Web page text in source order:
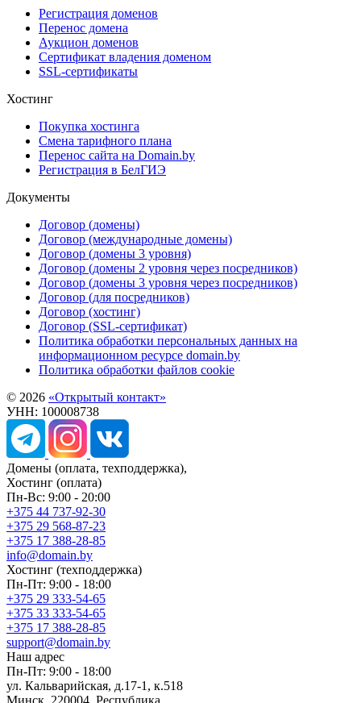
Регистрация доменов
Перенос домена
Аукцион доменов
Сертификат владения доменом
SSL-сертификаты
Хостинг
Покупка хостинга
Смена тарифного плана
Перенос сайта на Domain.by
Регистрация в БелГИЭ
Документы
Договор (домены)
Договор (международные домены)
Договор (домены 3 уровня)
Договор (домены 2 уровня через посредников)
Договор (домены 3 уровня через посредников)
Договор (для посредников)
Договор (хостинг)
Договор (SSL-сертификат)
Политика обработки персональных данных на
информационном ресурсе domain.by
Политика обработки файлов cookie
© 2026 «Открытый контакт»
УНН: 100008738
Домены (оплата, техподдержка),
Хостинг (оплата)
Пн-Вс: 9:00 - 20:00
+375 44 737-92-30
+375 29 568-87-23
+375 17 388-28-85
info@domain.by
Хостинг (техподдержка)
Пн-Пт: 9:00 - 18:00
+375 29 333-54-65
+375 33 333-54-65
+375 17 388-28-85
support@domain.by
Наш адрес
Пн-Пт: 9:00 - 18:00
ул. Кальварийская, д.17-1, к.518